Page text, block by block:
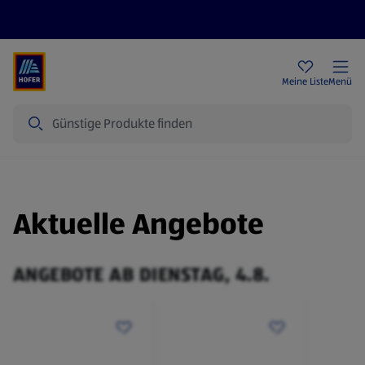
Meine ListeMenü
Aktuelle Angebote
ANGEBOTE AB DIENSTAG, 4.8.